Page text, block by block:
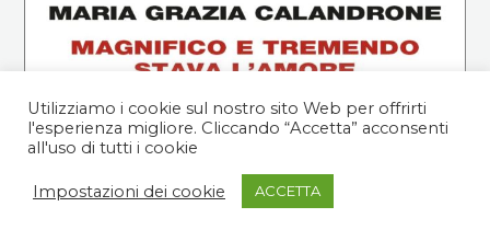
Utilizziamo i cookie sul nostro sito Web per offrirti
l'esperienza migliore. Cliccando “Accetta” acconsenti
all'uso di tutti i cookie
Impostazioni dei cookie ACCETTA